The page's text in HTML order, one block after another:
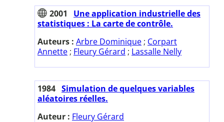
2001
Une application industrielle des
statistiques : La carte de contrôle.
Auteurs : Arbre Dominique ; Corpart
Annette ; Fleury Gérard ; Lassalle Nelly
1984 Simulation de quelques variables
aléatoires réelles.
Auteur : Fleury Gérard